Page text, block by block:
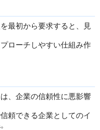
最初から要求すると、見
ローチしやすい仕組み作
、企業の信頼性に悪影響
頼できる企業としてのイ